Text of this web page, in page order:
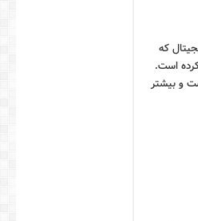
که
است.
و بیشتر